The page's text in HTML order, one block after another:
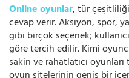
Online oyunlar, tür
cevap verir. Aksiyon, spor,
gibi birçok seçenek;
göre tercih edilir. Kimi
sakin ve rahatlatıcı